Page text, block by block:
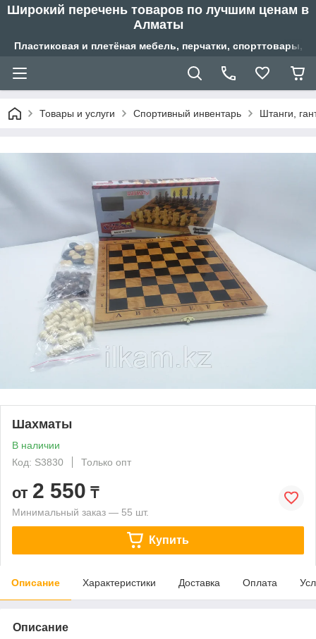
Широкий перечень товаров по лучшим ценам в
Алматы
Пластиковая и плетёная мебель, перчатки,
Товары и услуги Спортивный инвентарь Штанги,
Шахматы
В наличии
Код: S3830
Только опт
от 2 550 ₸
Минимальный заказ — 55 шт.
Купить
Описание Характеристики Доставка Оплата
Описание